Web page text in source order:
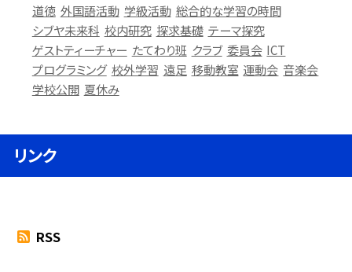
道徳 外国語活動 学級活動 総合的な学習の時間
シブヤ未来科 校内研究 探求基礎 テーマ探究
ゲストティーチャー たてわり班 クラブ 委員会 ICT
プログラミング 校外学習 遠足 移動教室 運動会 音楽会
学校公開 夏休み
リンク
RSS